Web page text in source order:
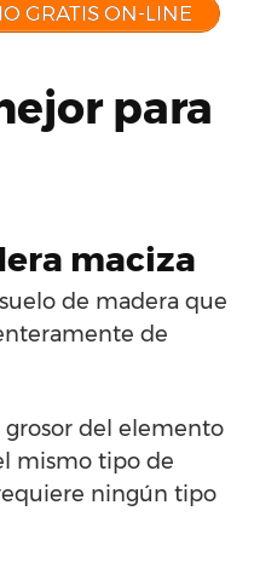
GRATIS ON-LINE
para
maciza
de madera que
de
del elemento
mismo tipo de
ningún tipo